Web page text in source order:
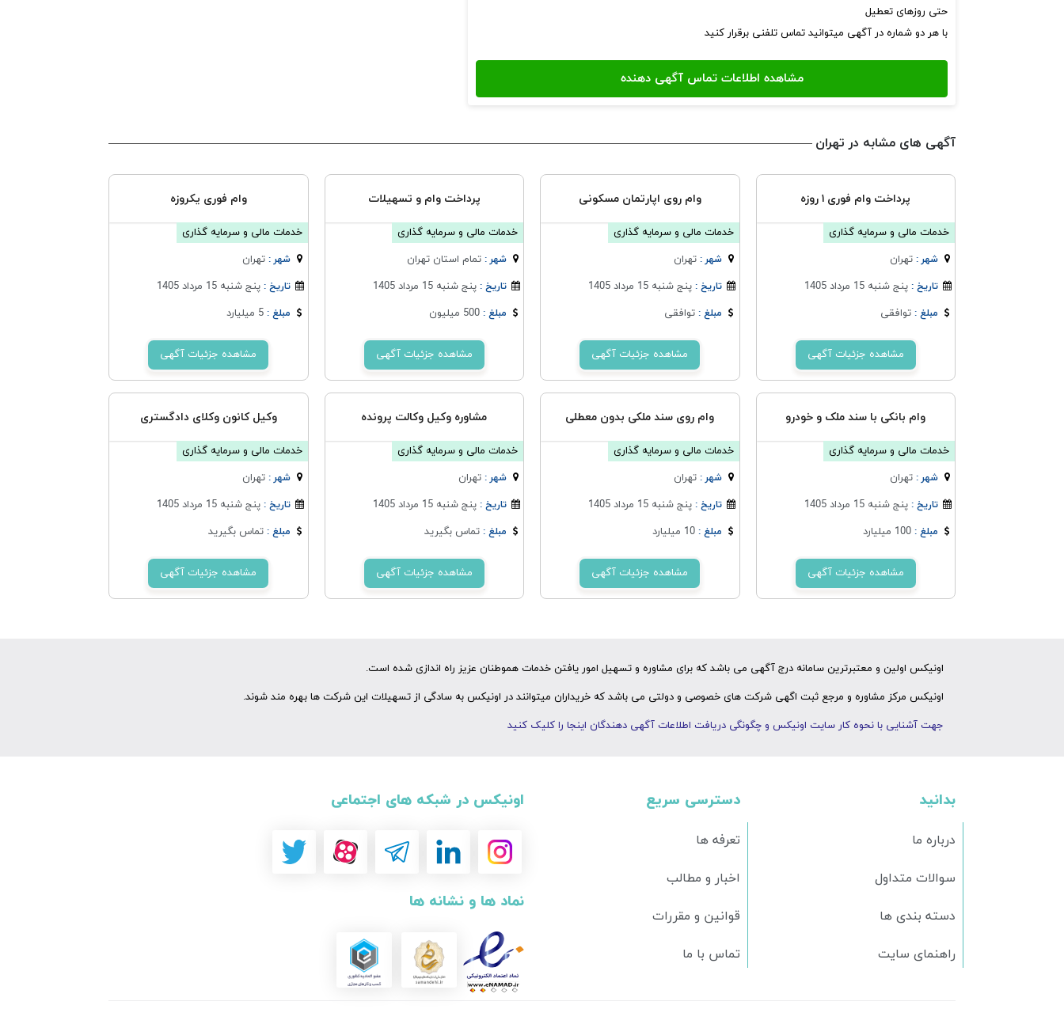
حتی روزهای تعطیل
با هر دو شماره در آگهی میتوانید تماس تلفنی برقرار کنید
آگهی های مشابه در تهران
پرداخت وام فوری ۱ روزه
خدمات مالی و سرمایه گذاری
شهر :تهران
تاریخ :پنج شنبه 15 مرداد 1405
مبلغ :توافقی
مشاهده جزئیات آگهی
وام روی اپارتمان مسکونی
خدمات مالی و سرمایه گذاری
شهر : تهران
تاریخ : پنج شنبه 15 مرداد 1405
مبلغ : توافقی
مشاهده جزئیات آگهی
پرداخت وام و تسهیلات
خدمات مالی و سرمایه گذاری
شهر :تمام استان تهران
تاریخ :پنج شنبه 15 مرداد 1405
مبلغ :500 میلیون
مشاهده جزئیات آگهی
وام فوری یکروزه
خدمات مالی و سرمایه گذاری
شهر : تهران
تاریخ : پنج شنبه 15 مرداد 1405
مبلغ : 5 میلیارد
مشاهده جزئیات آگهی
وام بانکی با سند ملک و خودرو
خدمات مالی و سرمایه گذاری
شهر :تهران
تاریخ :پنج شنبه 15 مرداد 1405
مبلغ :100 میلیارد
مشاهده جزئیات آگهی
وام روی سند ملکی بدون معطلی
خدمات مالی و سرمایه گذاری
شهر : تهران
تاریخ : پنج شنبه 15 مرداد 1405
مبلغ : 10 میلیارد
مشاهده جزئیات آگهی
مشاوره وکیل وکالت پرونده
خدمات مالی و سرمایه گذاری
شهر :تهران
تاریخ :پنج شنبه 15 مرداد 1405
مبلغ :تماس بگیرید
مشاهده جزئیات آگهی
وکیل کانون وکلای دادگستری
خدمات مالی و سرمایه گذاری
شهر : تهران
تاریخ : پنج شنبه 15 مرداد 1405
مبلغ : تماس بگیرید
مشاهده جزئیات آگهی
اونیکس اولین و معتبرترین سامانه درج آگهی می باشد که برای مشاوره و تسهیل امور یافتن خدمات هموطنان عزیز راه اندازی شده است.
اونیکس مرکز مشاوره و مرجع ثبت اگهی شرکت های خصوصی و دولتی می باشد که خریداران میتوانند در اونیکس به سادگی از تسهیلات این شرکت ها بهره مند شوند.
جهت آشنایی با نحوه کار سایت اونیکس و چگونگی دریافت اطلاعات آگهی دهندگان اینجا را کلیک کنید
اونیکس در شبکه های اجتماعی
نماد ها و نشانه ها
دسترسی سریع
تعرفه ها
اخبار و مطالب
قوانین و مقررات
تماس با ما
بدانید
درباره ما
سوالات متداول
دسته بندی ها
راهنمای سایت